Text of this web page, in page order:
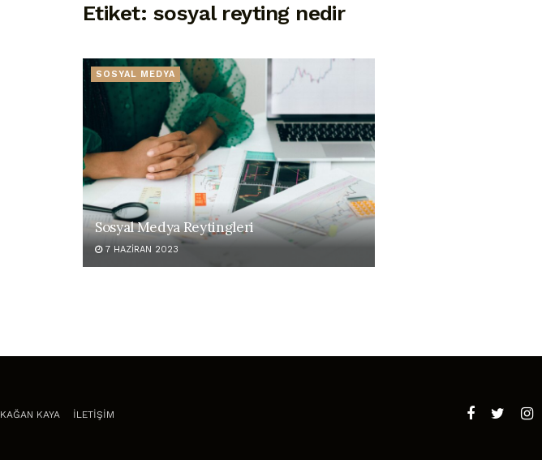
Etiket: sosyal reyting nedir
SOSYAL MEDYA
Sosyal Medya Reytingleri
7 HAZIRAN 2023
KAĞAN KAYA İLETİŞİM